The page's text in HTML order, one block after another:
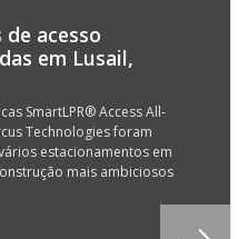
acesso
em Lusail,
SmartLPR® Access All-
Technologies foram
estacionamentos em
mais ambiciosos